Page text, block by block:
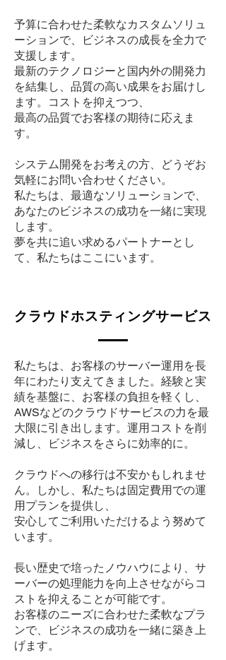
予算に合わせた柔軟なカスタムソリュ
ーションで、ビジネスの成長を全力で
支援します。
最新のテクノロジーと国内外の開発力
を結集し、品質の高い成果をお届けし
ます。コストを抑えつつ、
最高の品質でお客様の期待に応えま
す。
システム開発をお考えの方、どうぞお
気軽にお問い合わせください。
私たちは、最適なソリューションで、
あなたのビジネスの成功を一緒に実現
します。
夢を共に追い求めるパートナーとし
て、私たちはここにいます。
クラウドホスティングサービス
私たちは、お客様のサーバー運用を長
年にわたり支えてきました。経験と実
績を基盤に、お客様の負担を軽くし、
AWSなどのクラウドサービスの力を最
大限に引き出します。運用コストを削
減し、ビジネスをさらに効率的に。
クラウドへの移行は不安かもしれませ
ん。しかし、私たちは固定費用での運
用プランを提供し、
安心してご利用いただけるよう努めて
います。
長い歴史で培ったノウハウにより、サ
ーバーの処理能力を向上させながらコ
ストを抑えることが可能です。
お客様のニーズに合わせた柔軟なプラ
ンで、ビジネスの成功を一緒に築き上
げます。